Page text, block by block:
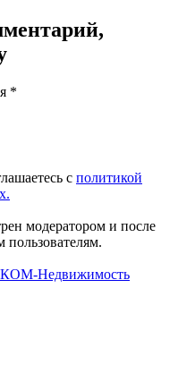
*
с политикой
модератором и после
пользователям.